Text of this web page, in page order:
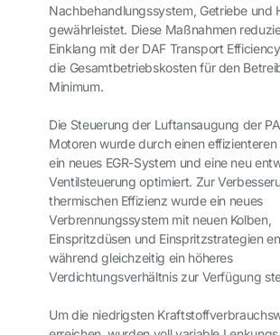
Nachbehandlungssystem, Getriebe und
gewährleistet. Diese Maßnahmen
Einklang mit der DAF Transport
die Gesamtbetriebskosten für den
Minimum.
Die Steuerung der Luftansaugung der
Motoren wurde durch einen effizienteren
ein neues EGR-System und eine neu
Ventilsteuerung optimiert. Zur
thermischen Effizienz wurde ein neues
Verbrennungssystem mit neuen Kolben,
Einspritzdüsen und Einspritzstrategien
während gleichzeitig ein höheres
Verdichtungsverhältnis zur Verfügung
Um die niedrigsten